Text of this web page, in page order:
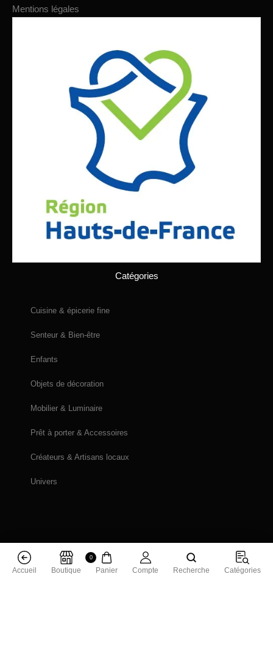
Mentions légales
Catégories
Cuisine & épicerie fine
Senteur & Bien-être
Enfants
Objets de décoration
Mobilier & Luminaire
Prêt à porter & Accessoires
Créateurs & Artisans locaux
Univers
Accueil Boutique
0
Panier Compte Recherche Catégories